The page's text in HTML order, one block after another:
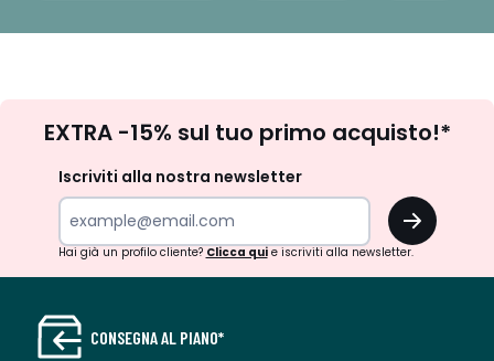
newsletter
EXTRA -15% sul tuo primo acquisto!*
Iscriviti alla nostra newsletter
OK
Hai già un profilo cliente? Clicca quie iscriviti alla newsletter.
CONSEGNA AL PIANO*